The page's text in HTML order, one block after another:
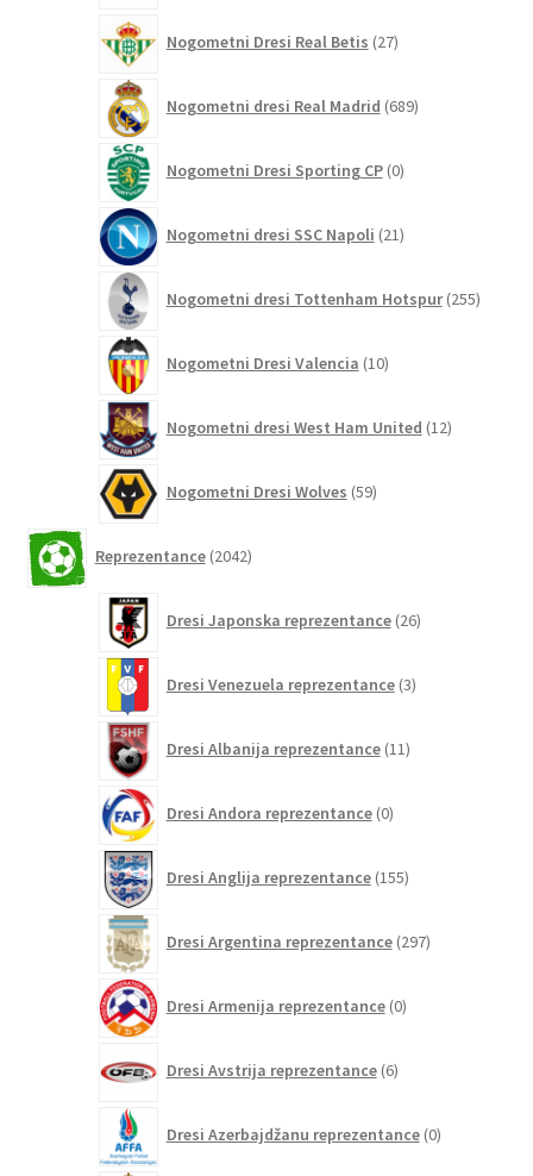
Nogometni Dresi Real Betis 27izdelkov
Nogometni dresi Real Madrid 689izdelkov
Nogometni Dresi Sporting CP 0izdelkov
Nogometni dresi SSC Napoli 21izdelkov
Nogometni dresi Tottenham Hotspur 255
Nogometni Dresi Valencia 10izdelkov
Nogometni dresi West Ham United 12izdelkov
Nogometni Dresi Wolves 59izdelkov
Reprezentance 2042izdelkov
Dresi Japonska reprezentance 26izdelkov
Dresi Venezuela reprezentance 3izdelki
Dresi Albanija reprezentance 11izdelkov
Dresi Andora reprezentance 0izdelkov
Dresi Anglija reprezentance 155izdelkov
Dresi Argentina reprezentance 297izdelkov
Dresi Armenija reprezentance 0izdelkov
Dresi Avstrija reprezentance 6izdelkov
Dresi Azerbajdžanu reprezentance 0izdelkov